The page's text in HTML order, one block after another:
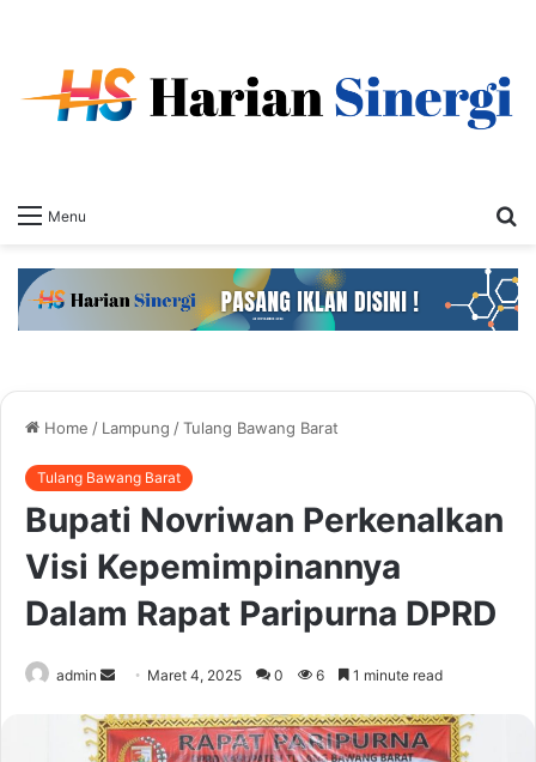
Menu
Home / Lampung /Tulang Bawang Barat
Tulang Bawang Barat
Bupati Novriwan Perkenalkan
Visi Kepemimpinannya
Dalam Rapat Paripurna DPRD
admin
Send
email
Maret 4, 2025 0 6 1 minute read